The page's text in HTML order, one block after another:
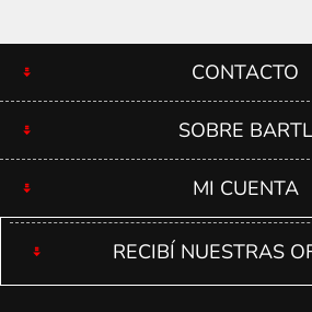
CONTACTO
SOBRE BARTL
MI CUENTA
RECIBÍ NUESTRAS